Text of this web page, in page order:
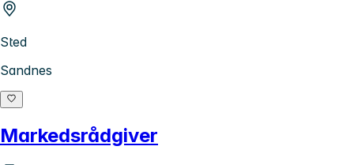
Sted
Sandnes
Markedsrådgiver